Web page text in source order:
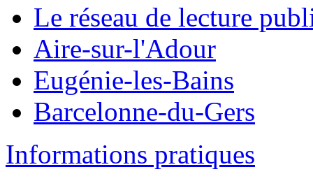
Le réseau de lecture
Aire-sur-l'Adour
Eugénie-les-Bains
Barcelonne-du-Gers
Informations pratiques